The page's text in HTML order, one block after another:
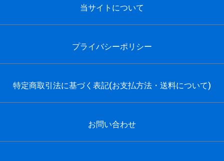
当サイトについて
プライバシーポリシー
特定商取引法に基づく表記(お支払方法・送料について)
お問い合わせ